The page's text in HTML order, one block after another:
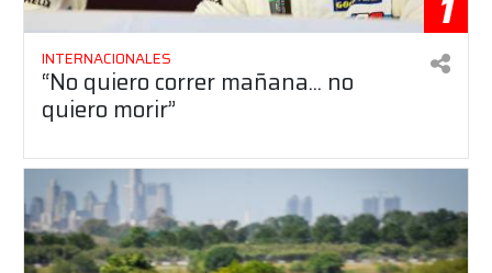
INTERNACIONALES
“No quiero correr mañana... no
quiero morir”